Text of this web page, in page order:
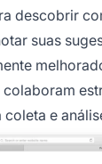
descobrir
suas
e